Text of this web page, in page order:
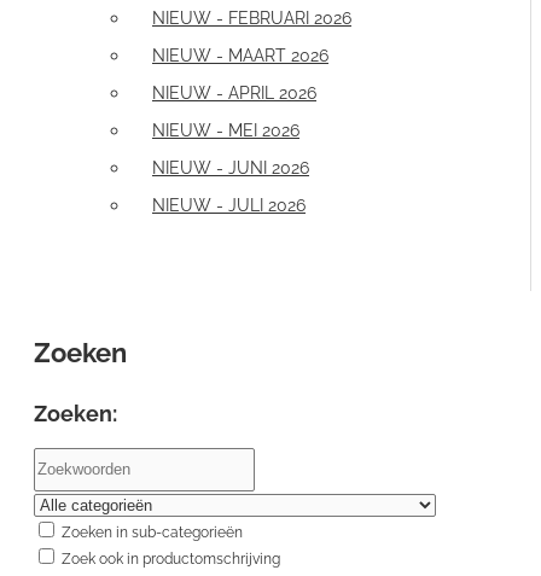
NIEUW - FEBRUARI 2026
NIEUW - MAART 2026
NIEUW - APRIL 2026
NIEUW - MEI 2026
NIEUW - JUNI 2026
NIEUW - JULI 2026
Zoeken
Zoeken:
Zoeken in sub-categorieën
Zoek ook in productomschrijving